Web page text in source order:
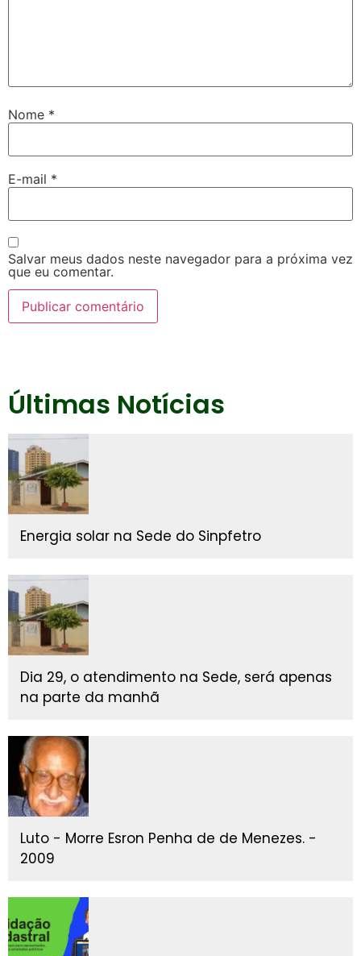
Nome *
E-mail *
Salvar meus dados neste navegador para a próxima vez
que eu comentar.
Últimas Notícias
Energia solar na Sede do Sinpfetro
Dia 29, o atendimento na Sede, será apenas
na parte da manhã
Luto - Morre Esron Penha de de Menezes. -
2009